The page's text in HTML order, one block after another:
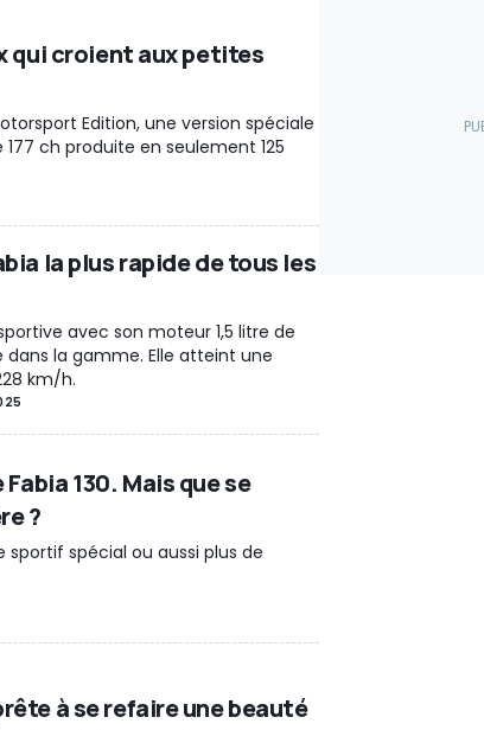
qui croient aux petites
Edition, une version spéciale
ch produite en seulement 125
la plus rapide de tous les
avec son moteur 1,5 litre de
dans la gamme. Elle atteint une
km/h.
130. Mais que se
?
spécial ou aussi plus de
à se refaire une beauté